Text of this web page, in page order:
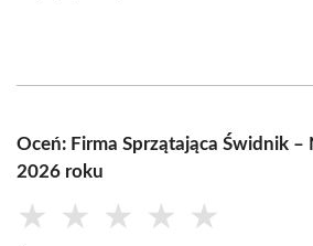
Oceń: Firma Sprzątająca Świdnik –
2026 roku
★ ★ ★ ★ ★